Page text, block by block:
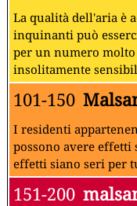
La qualità dell'aria è
inquinanti può
per un numero
insolitamente
101-150
I residenti
possono avere effetti
effetti siano seri per
151-200